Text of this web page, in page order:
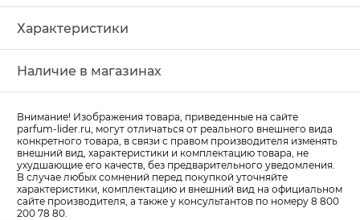
Характеристики
Наличие в магазинах
Внимание! Изображения товара, приведенные на сайте
parfum-lider.ru, могут отличаться от реального внешнего вида
конкретного товара, в связи с правом производителя изменять
внешний вид, характеристики и комплектацию товара, не
ухудшающие его качеств, без предварительного уведомления.
В случае любых сомнений перед покупкой уточняйте
характеристики, комплектацию и внешний вид на официальном
сайте производителя, а также у консультантов по номеру 8 800
200 78 80.